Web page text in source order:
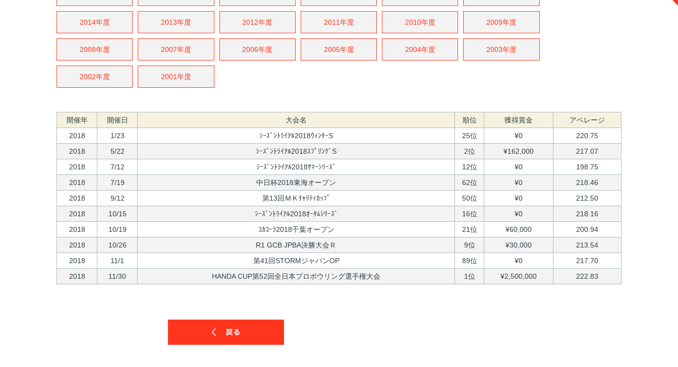
2014年度 2013年度 2012年度 2011年度 2010年度 2009年度
2008年度 2007年度 2006年度 2005年度 2004年度 2003年度
2002年度 2001年度
開催年 開催日 大会名 順位 獲得賞金
アベレージ
2018
1/23 ｼｰｽﾞﾝﾄﾗｲｱﾙ2018ｳｨﾝﾀｰS 25位 ¥0
220.75
2018
5/22 ｼｰｽﾞﾝﾄﾗｲｱﾙ2018ｽﾌﾟﾘﾝｸﾞS 2位 ¥162,000
217.07
2018
7/12 ｼｰｽﾞﾝﾄﾗｲｱﾙ2018ｻﾏｰｼﾘｰｽﾞ 12位 ¥0
198.75
2018
7/19 中日杯2018東海オープン 62位 ¥0
218.46
2018
9/12 第13回ＭＫﾁｬﾘﾃｨｶｯﾌﾟ 50位 ¥0
212.50
2018
10/15 ｼｰｽﾞﾝﾄﾗｲｱﾙ2018ｵｰﾀﾑｼﾘｰｽﾞ 16位 ¥0
218.16
2018
10/19 ｺｶｺｰﾗ2018千葉オープン 21位 ¥60,000
200.94
2018
10/26 R1 GCB JPBA決勝大会Ｒ 9位 ¥30,000
213.54
2018
11/1 第41回STORMジャパンOP 89位 ¥0
217.70
2018
11/30 HANDA CUP第52回全日本プロボウリング選手権大会 1位 ¥2,500,000 222.83